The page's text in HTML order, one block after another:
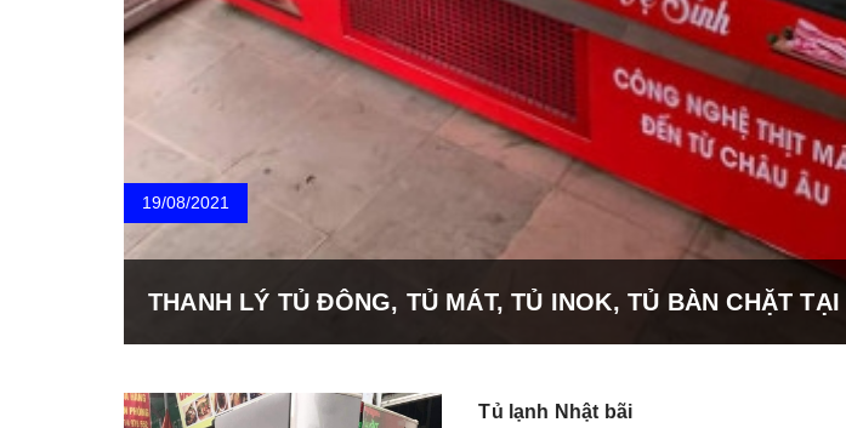
19/08/2021
THANH LÝ TỦ ĐÔNG, TỦ MÁT, TỦ INOK, TỦ BÀN CHẶT
Tủ lạnh Nhật bãi